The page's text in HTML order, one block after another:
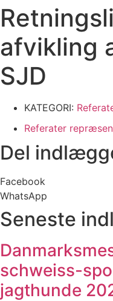
afvikling
SJD
KATEGORI:
Referater
Del
Facebook
WhatsApp
Seneste
schweiss-
jagthunde